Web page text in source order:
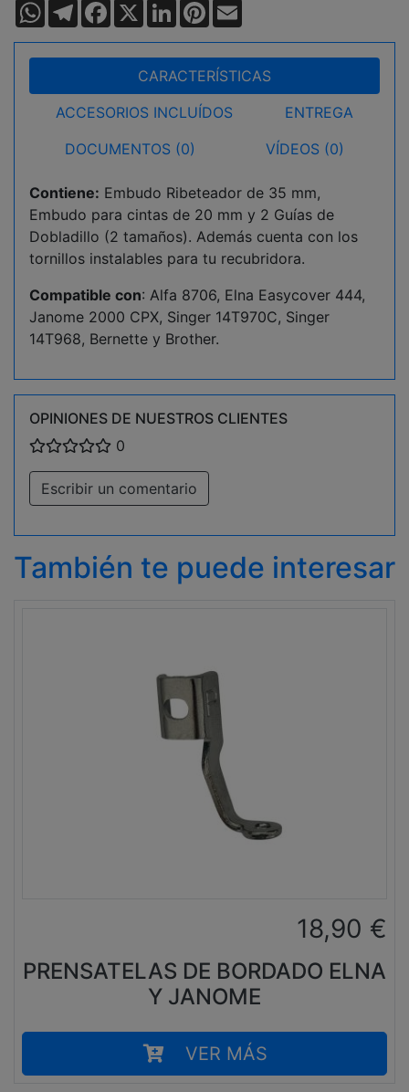
WhatsApp
TelegramFacebook
X LinkedInPinterest
CARACTERÍSTICAS
ACCESORIOS INCLUÍDOS
ENTREGA
DOCUMENTOS (0)
VÍDEOS (0)
Contiene: Embudo Ribeteador de 35 mm,
Embudo para cintas de 20 mm y 2 Guías de
Dobladillo (2 tamaños). Además cuenta con los
tornillos instalables para tu recubridora.
Compatible con: Alfa 8706, Elna Easycover 444,
Janome 2000 CPX, Singer 14T970C, Singer
14T968, Bernette y Brother.
OPINIONES DE NUESTROS CLIENTES
0
Escribir un comentario
También te puede interesar
18,90 €
PRENSATELAS DE BORDADO ELNA
Y JANOME
VER MÁS